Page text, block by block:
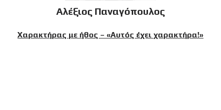
Αλέξιος Παναγόπουλος
Χαρακτήρας με ήθος – «Αυτός έχει χαρακτήρα!»